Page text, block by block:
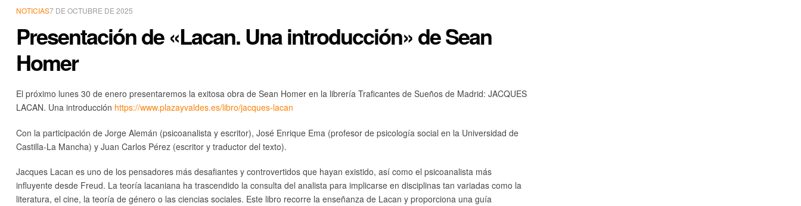
NOTICIAS7 DE OCTUBRE DE 2025
Presentación de «Lacan. Una introducción» de Sean
Homer
El próximo lunes 30 de enero presentaremos la exitosa obra de Sean Homer en la librería Traficantes de Sueños de Madrid: JACQUES
LACAN. Una introducción https://www.plazayvaldes.es/libro/jacques-lacan
Con la participación de Jorge Alemán (psicoanalista y escritor), José Enrique Ema (profesor de psicología social en la Universidad de
Castilla-La Mancha) y Juan Carlos Pérez (escritor y traductor del texto).
Jacques Lacan es uno de los pensadores más desafiantes y controvertidos que hayan existido, así como el psicoanalista más
influyente desde Freud. La teoría lacaniana ha trascendido la consulta del analista para implicarse en disciplinas tan variadas como la
literatura, el cine, la teoría de género o las ciencias sociales. Este libro recorre la enseñanza de Lacan y proporciona una guía